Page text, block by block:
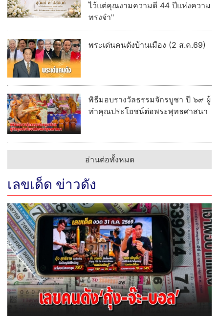
ไว้แต่คุณงามความดี 44 ปีแห่งความ
ทรงจำ"
พระเด่นคนดังบ้านเมือง (2 ส.ค.69)
พิธีมอบรางวัลธรรมจักรบูชา ปี ๖๙ ผู้
ทำคุณประโยชน์ต่อพระพุทธศาสนา
อ่านต่อทั้งหมด
เลขเด็ด ข่าวดัง